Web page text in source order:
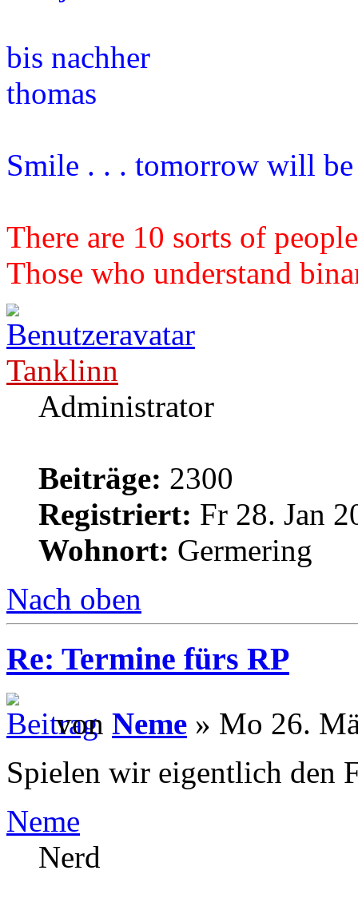
bis nachher
thomas
Smile . . . tomorrow will
There are 10 sorts of
Those who understand
Tanklinn
Administrator
Beiträge: 2300
Registriert: Fr 28. Jan
Wohnort: Germering
Nach oben
Re: Termine fürs RP
von Neme » Mo 26.
Spielen wir eigentlich den
Neme
Nerd